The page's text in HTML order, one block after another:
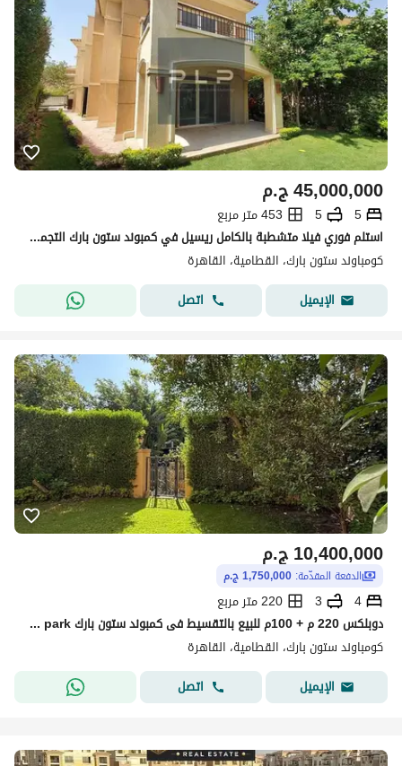
ج.م45,000,000
5
5
453 متر مربع
استلم فوري فيلا متشطبة بالكامل ريسيل في كمبوند ستون بارك التجمع Stone Park New Cairo
كومباوند ستون بارك، القطامية، القاهرة
الإيميل
اتصل
ج.م10,400,000
الدفعة المقدّمة: 1,750,000 ج.م
4
3
220 متر مربع
دوبلكس 220 م + 100م للبيع بالتقسيط فى كمبوند ستون بارك stone park التجمع الخامس او بخصم 40% فى حاله الكاش
كومباوند ستون بارك، القطامية، القاهرة
الإيميل
اتصل